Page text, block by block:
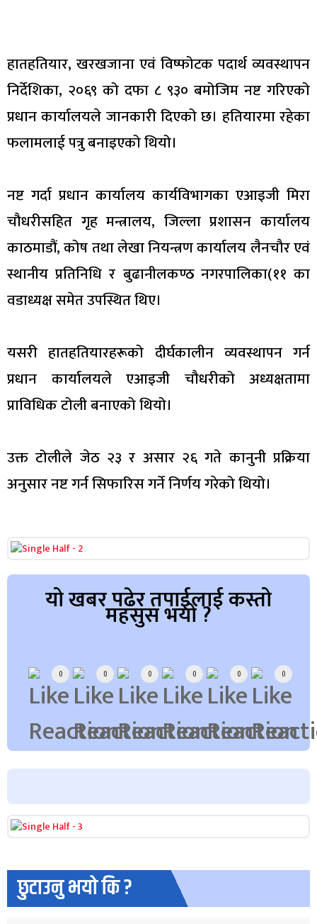
हातहतियार, खरखजाना एवं विष्फोटक पदार्थ व्यवस्थापन
निर्देशिका, २०६९ को दफा ८ ९३० बमोजिम नष्ट गरिएको
प्रधान कार्यालयले जानकारी दिएको छ। हतियारमा रहेका
फलामलाई पत्रु बनाइएको थियो।
नष्ट गर्दा प्रधान कार्यालय कार्यविभागका एआइजी मिरा
चौधरीसहित गृह मन्त्रालय, जिल्ला प्रशासन कार्यालय
काठमाडौं, कोष तथा लेखा नियन्त्रण कार्यालय लैनचौर एवं
स्थानीय प्रतिनिधि र बुढानीलकण्ठ नगरपालिका(११ का
वडाध्यक्ष समेत उपस्थित थिए।
यसरी हातहतियारहरूको दीर्घकालीन व्यवस्थापन गर्न
प्रधान कार्यालयले एआइजी चौधरीको अध्यक्षतामा
प्राविधिक टोली बनाएको थियो।
उक्त टोलीले जेठ २३ र असार २६ गते कानुनी प्रक्रिया
अनुसार नष्ट गर्न सिफारिस गर्ने निर्णय गरेको थियो।
यो खबर पढेर तपाईलाई कस्तो
महसुस भयो ?
0 0 0 0 0 0
छुटाउनु भयो कि ?